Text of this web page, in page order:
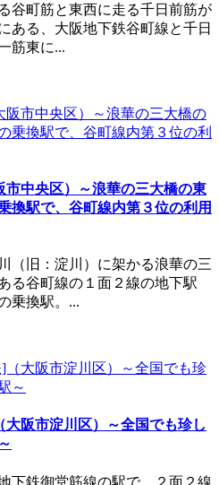
谷町筋と東西に走る千日前筋が
ある、大阪地下鉄谷町線と千日
筋東に...
中央区）～浪華の三大橋の東
換駅で、谷町線内第３位の利用
（旧：淀川）に架かる浪華の三
る谷町線の１面２線の地下駅
乗換駅。...
阪市淀川区）～全国でも珍し
下鉄御堂筋線の駅で、２面２線